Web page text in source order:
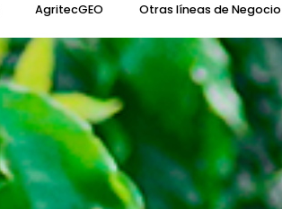
AgritecGEO Otras líneas de Negocio